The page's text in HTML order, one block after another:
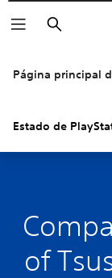
Buscar
Página principal
Estado de
of